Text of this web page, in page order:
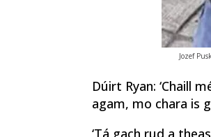
Jozef
Dúirt Ryan: ‘Chaill
agam, mo chara is
‘Tá gach rud a